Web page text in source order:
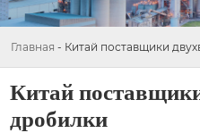
Главная - Китай поставщики
Китай
дробилки